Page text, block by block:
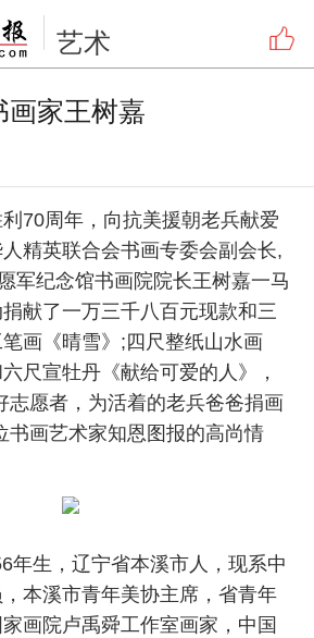
艺术
画家王树嘉
70周年，向抗美援朝老兵献爱
精英联合会书画专委会副会长,
军纪念馆书画院院长王树嘉一马
献了一万三千八百元现款和三
画《晴雪》;四尺整纸山水画
六尺宣牡丹《献给可爱的人》，
志愿者，为活着的老兵爸爸捐画
书画艺术家知恩图报的高尚情
年生，辽宁省本溪市人，现系中
本溪市青年美协主席，省青年
画院卢禹舜工作室画家，中国